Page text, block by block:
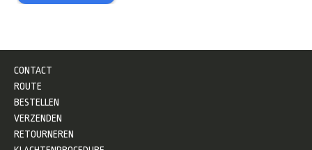
CONTACT
ROUTE
BESTELLEN
VERZENDEN
RETOURNEREN